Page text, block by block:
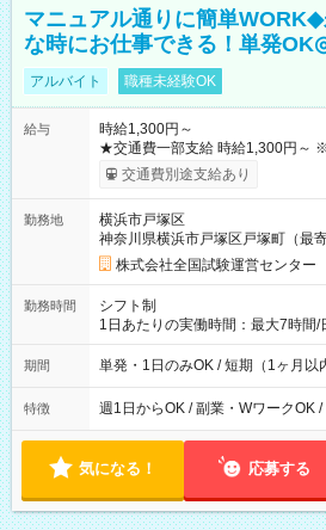
マニュアル通りに簡単
な時にお仕事できる！単発
アルバイト 職種未経験OK
給与
時給1,300円～
★交通費一部支給 時給1,300円～
※勤務回数により昇給あり 【即給
り！】 希望される場合、勤務から
例】 ・河合塾模擬試験 8:30～
×8時間＝日収10,400円＋交通費 ※
円の場合あり ・国家試験 7:00～
円（役割手当＋100円）×6時間＝日収
間】試用期間なし
交通費別途支給あり
勤務地
横浜市戸塚区
神奈川県横浜市戸塚区戸塚町（最
株式会社全国試験運営センター
勤務時間
シフト制
1日あたりの実働時間：最大7時
間は 試験により異なります。
期間 単発・1日のみOK / 短期（1ヶ月以
特徴 週1日からOK / 副業・WワークOK
気になる！ 応募する